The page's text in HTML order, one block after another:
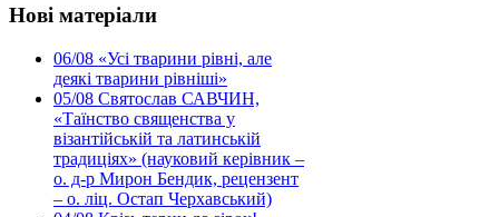
Нові матеріали
06/08 «Усі тварини рівні, але
деякі тварини рівніші»
05/08 Святослав САВЧИН,
«Таїнство священства у
візантійській та латинській
традиціях» (науковий керівник –
о. д-р Мирон Бендик, рецензент
– о. ліц. Остап Черхавський)